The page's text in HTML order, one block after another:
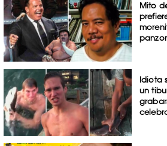
Mito
Idiota
un